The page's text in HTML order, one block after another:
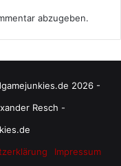
abzugeben.
2026 -
Resch -
Impressum